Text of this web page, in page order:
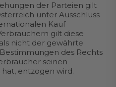
der Parteien gilt
unter Ausschluss
Kauf
gilt diese
nicht der gewährte
des Rechts
seinen
entzogen wird.